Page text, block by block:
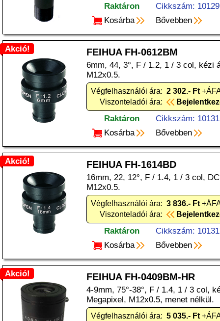
Raktáron
Cikkszám:
Kosárba
Bővebben
Akció! FEIHUA FH-0612BM
6mm, 44, 3°, F / 1.2, 1 / 3 col, kézi
M12x0.5.
Végfelhasználói ára: 2 302.- Ft
Viszonteladói ára:
Raktáron
Cikkszám:
Kosárba
Bővebben
Akció! FEIHUA FH-1614BD
16mm, 22, 12°, F / 1.4, 1 / 3 col,
M12x0.5.
Végfelhasználói ára: 3 836.- Ft
Viszonteladói ára:
Raktáron
Cikkszám:
Kosárba
Bővebben
Akció! FEIHUA FH-0409BM-HR
4-9mm, 75°-38°, F / 1.4, 1 / 3 col,
Megapixel, M12x0.5, menet nélkül.
Végfelhasználói ára: 5 035.- Ft